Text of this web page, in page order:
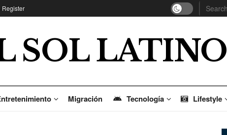
Register
SOL LATINO
Migración Tecnología Lifestyle